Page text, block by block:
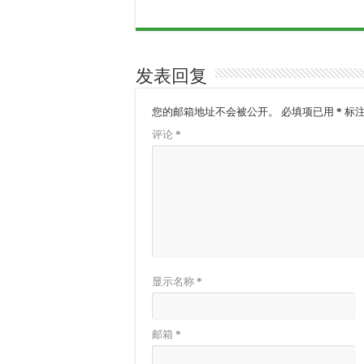
发表回复
您的邮箱地址不会被公开。 必填项已用 * 标注
评论 *
显示名称 *
邮箱 *